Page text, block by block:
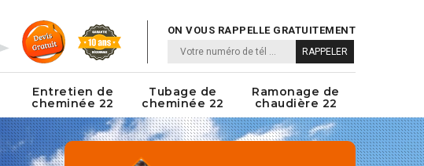
ON VOUS RAPPELLE GRATUITEMENT
Entretien de
cheminée 22
Tubage de
cheminée 22
Ramonage de
chaudière 22